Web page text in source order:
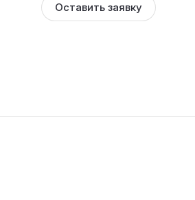
Оставить заявку